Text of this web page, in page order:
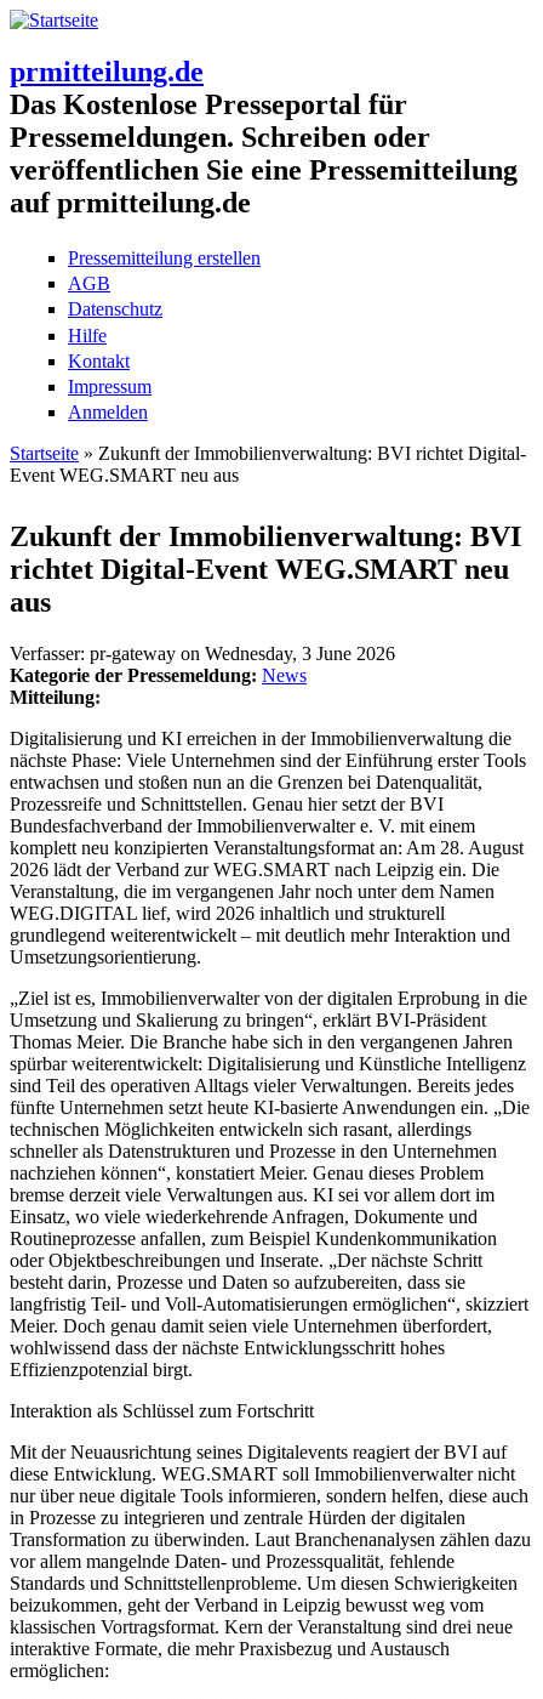
prmitteilung.de
Das Kostenlose Presseportal für
Pressemeldungen. Schreiben oder
veröffentlichen Sie eine Pressemitteilung
auf prmitteilung.de
Pressemitteilung erstellen
AGB
Datenschutz
Hilfe
Kontakt
Impressum
Anmelden
Sie sind hier
Startseite » Zukunft der Immobilienverwaltung: BVI richtet Digital-
Event WEG.SMART neu aus
Zukunft der Immobilienverwaltung: BVI
richtet Digital-Event WEG.SMART neu
aus
Verfasser: pr-gateway on Wednesday, 3 June 2026
Kategorie der Pressemeldung: News
Mitteilung:
Digitalisierung und KI erreichen in der Immobilienverwaltung die
nächste Phase: Viele Unternehmen sind der Einführung erster Tools
entwachsen und stoßen nun an die Grenzen bei Datenqualität,
Prozessreife und Schnittstellen. Genau hier setzt der BVI
Bundesfachverband der Immobilienverwalter e. V. mit einem
komplett neu konzipierten Veranstaltungsformat an: Am 28. August
2026 lädt der Verband zur WEG.SMART nach Leipzig ein. Die
Veranstaltung, die im vergangenen Jahr noch unter dem Namen
WEG.DIGITAL lief, wird 2026 inhaltlich und strukturell
grundlegend weiterentwickelt – mit deutlich mehr Interaktion und
Umsetzungsorientierung.
„Ziel ist es, Immobilienverwalter von der digitalen Erprobung in die
Umsetzung und Skalierung zu bringen“, erklärt BVI-Präsident
Thomas Meier. Die Branche habe sich in den vergangenen Jahren
spürbar weiterentwickelt: Digitalisierung und Künstliche Intelligenz
sind Teil des operativen Alltags vieler Verwaltungen. Bereits jedes
fünfte Unternehmen setzt heute KI-basierte Anwendungen ein. „Die
technischen Möglichkeiten entwickeln sich rasant, allerdings
schneller als Datenstrukturen und Prozesse in den Unternehmen
nachziehen können“, konstatiert Meier. Genau dieses Problem
bremse derzeit viele Verwaltungen aus. KI sei vor allem dort im
Einsatz, wo viele wiederkehrende Anfragen, Dokumente und
Routineprozesse anfallen, zum Beispiel Kundenkommunikation
oder Objektbeschreibungen und Inserate. „Der nächste Schritt
besteht darin, Prozesse und Daten so aufzubereiten, dass sie
langfristig Teil- und Voll-Automatisierungen ermöglichen“, skizziert
Meier. Doch genau damit seien viele Unternehmen überfordert,
wohlwissend dass der nächste Entwicklungsschritt hohes
Effizienzpotenzial birgt.
Interaktion als Schlüssel zum Fortschritt
Mit der Neuausrichtung seines Digitalevents reagiert der BVI auf
diese Entwicklung. WEG.SMART soll Immobilienverwalter nicht
nur über neue digitale Tools informieren, sondern helfen, diese auch
in Prozesse zu integrieren und zentrale Hürden der digitalen
Transformation zu überwinden. Laut Branchenanalysen zählen dazu
vor allem mangelnde Daten- und Prozessqualität, fehlende
Standards und Schnittstellenprobleme. Um diesen Schwierigkeiten
beizukommen, geht der Verband in Leipzig bewusst weg vom
klassischen Vortragsformat. Kern der Veranstaltung sind drei neue
interaktive Formate, die mehr Praxisbezug und Austausch
ermöglichen: